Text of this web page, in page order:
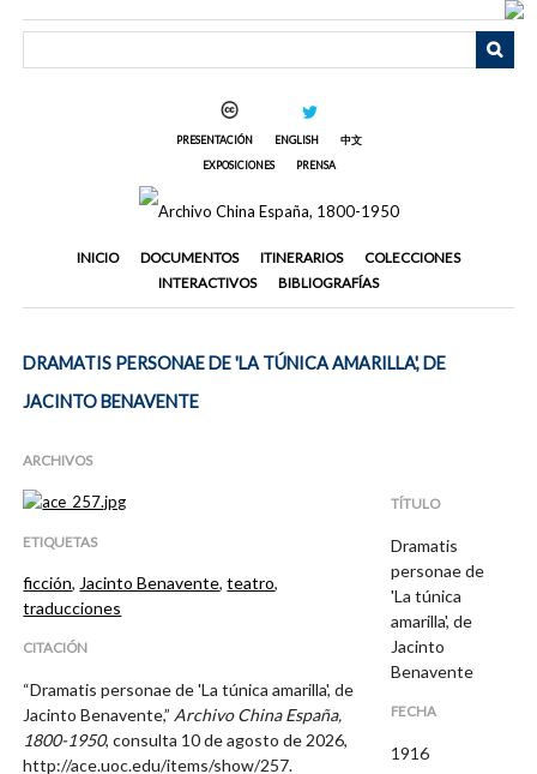
PRESENTACIÓN ENGLISH
中文
EXPOSICIONES
PRENSA
INICIO DOCUMENTOS ITINERARIOS
COLECCIONES
INTERACTIVOS
BIBLIOGRAFÍAS
DRAMATIS PERSONAE DE 'LA TÚNICA AMARILLA', DE
JACINTO BENAVENTE
ARCHIVOS
ETIQUETAS
ficción,Jacinto Benavente,teatro,
traducciones
CITACIÓN
“Dramatis personae de 'La túnica amarilla', de
Jacinto Benavente,” Archivo China España,
1800-1950, consulta 10 de agosto de 2026,
http://ace.uoc.edu/items/show/257.
TÍTULO
Dramatis
personae de
'La túnica
amarilla', de
Jacinto
Benavente
FECHA
1916